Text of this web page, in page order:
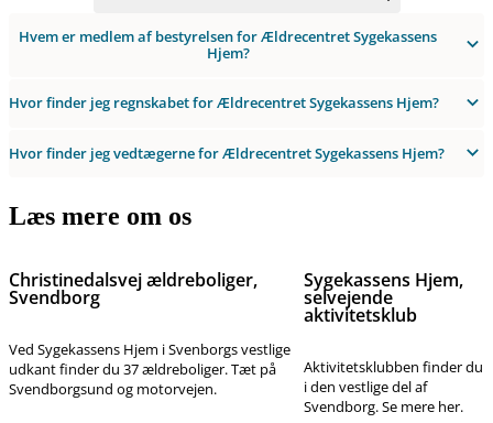
Hvem er medlem af bestyrelsen for Ældrecentret Sygekassens
Hjem?
Hvor finder jeg regnskabet for Ældrecentret Sygekassens Hjem?
Hvor finder jeg vedtægerne for Ældrecentret Sygekassens Hjem?
Læs mere om os
Christinedalsvej ældreboliger,
Svendborg
Ved Sygekassens Hjem i Svenborgs vestlige
udkant finder du 37 ældreboliger. Tæt på
Svendborgsund og motorvejen.
Sygekassens Hjem,
selvejende
aktivitetsklub
Aktivitetsklubben finder du
i den vestlige del af
Svendborg. Se mere her.